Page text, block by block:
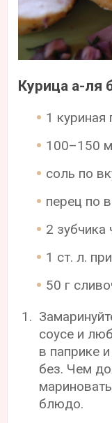
Курица а-ля
1 куриная
100–150
соль по
перец по
2 зубчика
1 ст. л.
50 г
соусе и
в паприке
без. Чем
блюдо.